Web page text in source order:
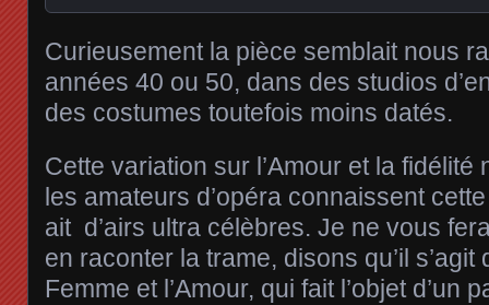
Curieusement la pièce semblait nous
années 40 ou 50, dans des studios
des costumes toutefois moins datés.
Cette variation sur l’Amour et la fidélité
les amateurs d’opéra connaissent
ait d’airs ultra célèbres. Je ne vous
en raconter la trame, disons qu’il s’agit
Femme et l’Amour, qui fait l’objet d’un